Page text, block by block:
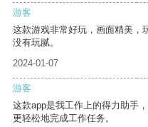
游客
这款游戏非常好玩，画面精美，
没有玩腻。
2024-01-07
游客
这款app是我工作上的得力助手
更轻松地完成工作任务。